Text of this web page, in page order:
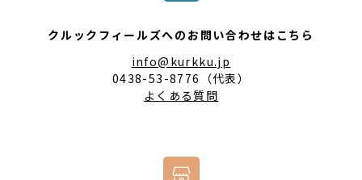
クルックフィールズへのお問い合わせはこちら
info@kurkku.jp
0438-53-8776（代表）
よくある質問